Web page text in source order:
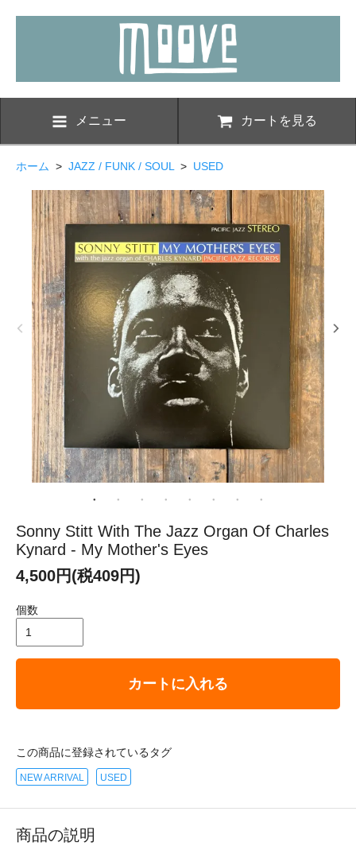
メニュー カートを見る
ホーム > JAZZ / FUNK / SOUL > USED
Sonny Stitt With The Jazz Organ Of Charles
Kynard - My Mother's Eyes
4,500円(税409円)
個数
カートに入れる
この商品に登録されているタグ
NEW ARRIVAL USED
商品の説明